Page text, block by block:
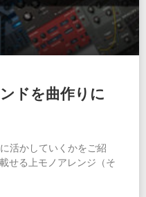
ドを曲作りに
活かしていくかをご紹
せる上モノアレンジ（そ